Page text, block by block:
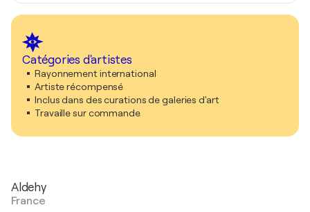
Catégories d'artistes
Rayonnement international
Artiste récompensé
Inclus dans des curations de galeries d'art
Travaille sur commande
Aldehy
France